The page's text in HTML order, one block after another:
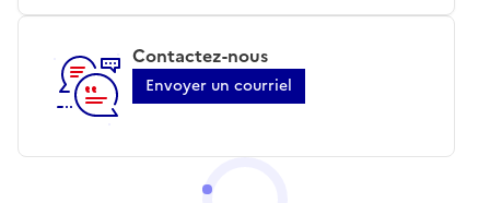
Contactez-nous
Envoyer un courriel